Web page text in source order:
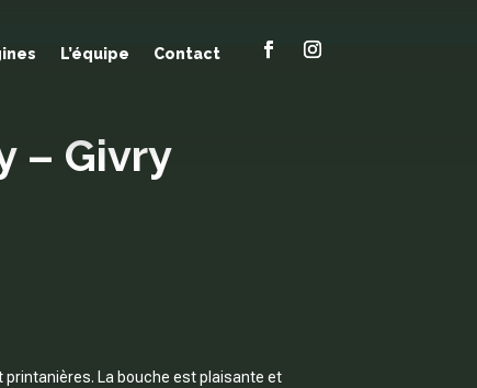
L’équipe Contact
– Givry
La bouche est plaisante et